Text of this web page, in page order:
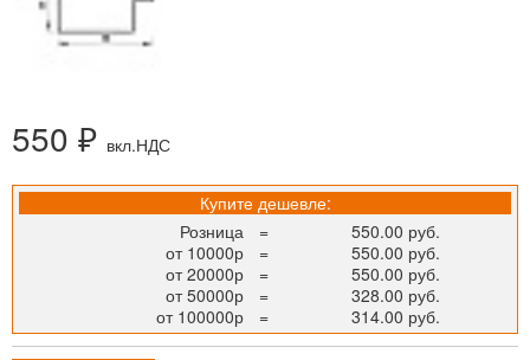
550 ₽ вкл.НДС
Купите дешевле:
Розница
=
550.00 руб.
от 10000р
=
550.00 руб.
от 20000р
=
550.00 руб.
от 50000р
=
328.00 руб.
от 100000р
= 314.00 руб.